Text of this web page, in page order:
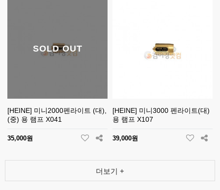
SOLD OUT
[HEINE] 미니2000펜라이트 (대),
(중) 용 램프 X041
35,000원
[HEINE] 미니3000 펜라이트(대)
용 램프 X107
39,000원
더보기 +